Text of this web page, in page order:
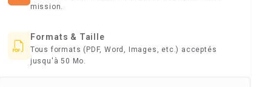
mission.
Formats & Taille
Tous formats (PDF, Word, Images, etc.) acceptés
jusqu'à 50 Mo.